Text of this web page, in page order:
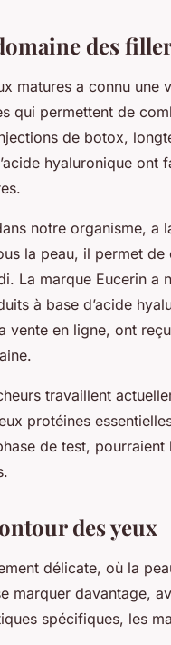
des
matures a connu une
qui permettent de
de botox,
hyaluronique ont
notre organisme, a
la peau, il permet
La marque Eucerin a
à base d’acide
vente en ligne, ont
travaillent
protéines
de test,
des yeux
délicate, où la
marquer davantage,
spécifiques, les